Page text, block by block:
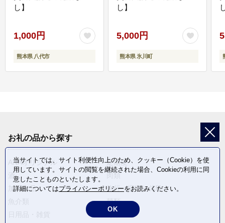
し】
1,000円
熊本県 八代市
し】
5,000円
熊本県 氷川町
お礼の品から探す
ANAオリジナル
定期便
酒
肉類
加工食品
旅行・宿泊・体験
麺類
当サイトでは、サイト利便性向上のため、クッキー（Cookie）を使
用しています。サイトの閲覧を継続された場合、Cookieの利用に同
意したことものといたします。
詳細についてはプライバシーポリシーをお読みください。
OK